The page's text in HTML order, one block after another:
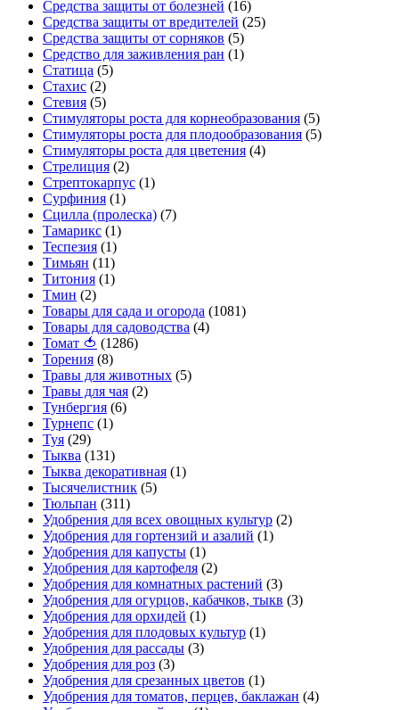
Средства защиты от болезней (16)
Средства защиты от вредителей (25)
Средства защиты от сорняков (5)
Средство для заживления ран (1)
Статица (5)
Стахис (2)
Стевия (5)
Стимуляторы роста для корнеобразования (5)
Стимуляторы роста для плодообразования (5)
Стимуляторы роста для цветения (4)
Стрелиция (2)
Стрептокарпус (1)
Сурфиния (1)
Сцилла (пролеска) (7)
Тамарикс (1)
Теспезия (1)
Тимьян (11)
Титония (1)
Тмин (2)
Товары для сада и огорода (1081)
Товары для садоводства (4)
Томат 🍅 (1286)
Торения (8)
Травы для животных (5)
Травы для чая (2)
Тунбергия (6)
Турнепс (1)
Туя (29)
Тыква (131)
Тыква декоративная (1)
Тысячелистник (5)
Тюльпан (311)
Удобрения для всех овощных культур (2)
Удобрения для гортензий и азалий (1)
Удобрения для капусты (1)
Удобрения для картофеля (2)
Удобрения для комнатных растений (3)
Удобрения для огурцов, кабачков, тыкв (3)
Удобрения для орхидей (1)
Удобрения для плодовых культур (1)
Удобрения для рассады (3)
Удобрения для роз (3)
Удобрения для срезанных цветов (1)
Удобрения для томатов, перцев, баклажан (4)